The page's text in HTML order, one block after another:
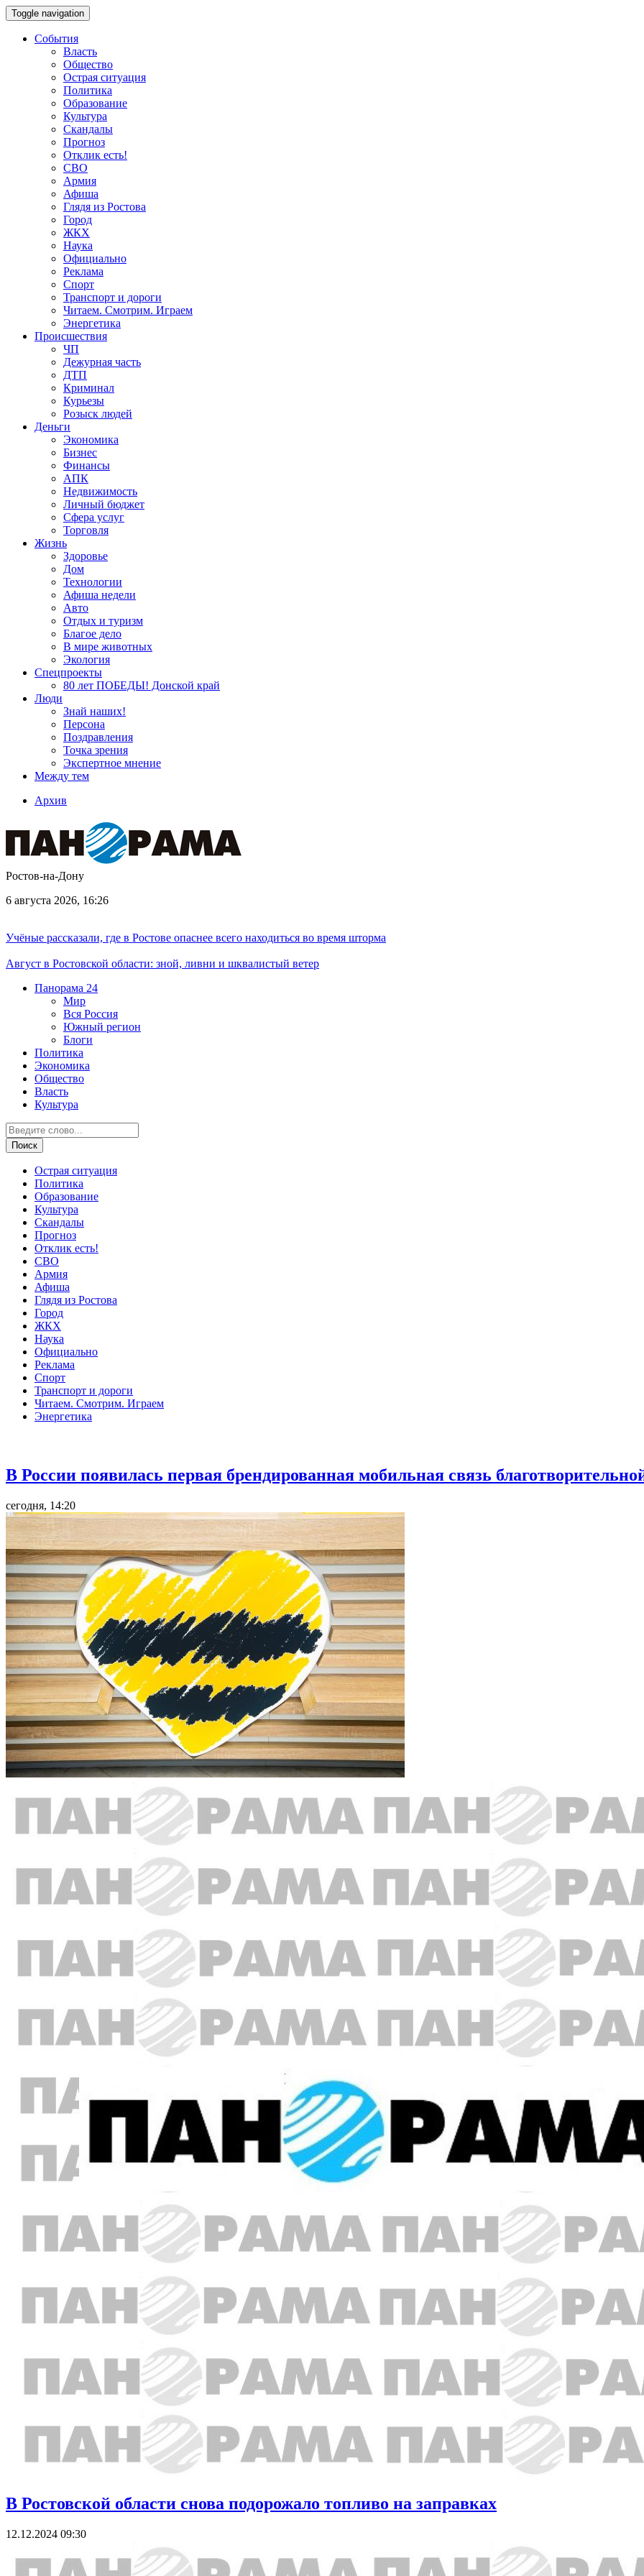
Toggle navigation
События
Власть
Общество
Острая ситуация
Политика
Образование
Культура
Скандалы
Прогноз
Отклик есть!
СВО
Армия
Афиша
Глядя из Ростова
Город
ЖКХ
Наука
Официально
Реклама
Спорт
Транспорт и дороги
Читаем. Смотрим. Играем
Энергетика
Происшествия
ЧП
Дежурная часть
ДТП
Криминал
Курьезы
Розыск людей
Деньги
Экономика
Бизнес
Финансы
АПК
Недвижимость
Личный бюджет
Сфера услуг
Торговля
Жизнь
Здоровье
Дом
Технологии
Афиша недели
Авто
Отдых и туризм
Благое дело
В мире животных
Экология
Спецпроекты
80 лет ПОБЕДЫ! Донской край
Люди
Знай наших!
Персона
Поздравления
Точка зрения
Экспертное мнение
Между тем
Архив
Ростов-на-Дону
6 августа 2026, 16:26
Учёные рассказали, где в Ростове опаснее всего находиться во время шторма
Август в Ростовской области: зной, ливни и шквалистый ветер
Панорама 24
Мир
Вся Россия
Южный регион
Блоги
Политика
Экономика
Общество
Власть
Культура
Острая ситуация
Политика
Образование
Культура
Скандалы
Прогноз
Отклик есть!
СВО
Армия
Афиша
Глядя из Ростова
Город
ЖКХ
Наука
Официально
Реклама
Спорт
Транспорт и дороги
Читаем. Смотрим. Играем
Энергетика
В России появилась первая брендированная мобильная связь
сегодня, 14:20
В Ростовской области снова подорожало топливо на заправках
12.12.2024 09:30